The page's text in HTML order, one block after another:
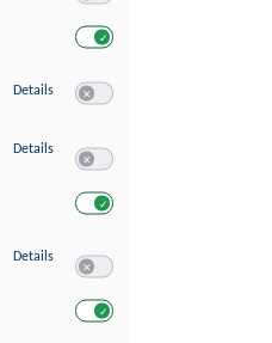
Details zu Messung der Performance von
Details zu Analyse von Zielgruppen durch
Details zu Entwicklung und Verbesserung der